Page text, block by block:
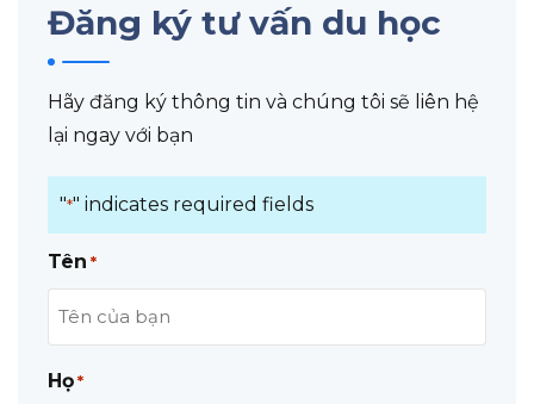
Đăng ký tư vấn du học
Hãy đăng ký thông tin và chúng tôi sẽ liên hệ
lại ngay với bạn
"*" indicates required fields
Tên *
Họ *